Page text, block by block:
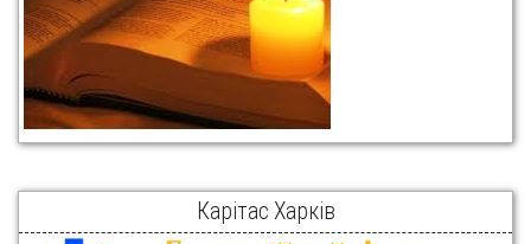
Карітас Харків